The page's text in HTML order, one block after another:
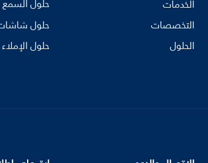
الخدمات
التخصصات
الحلول
حلول السمع
حلول
حلول الإملاء